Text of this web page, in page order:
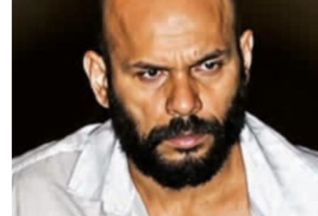
ആയൂരിലെ വ്യാപാര സ്ഥാപനങ്ങളിൽ മോഷണം നടത്തിയ